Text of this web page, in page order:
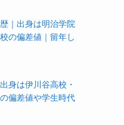
｜出身は明治学院
の偏差値｜留年し
身は伊川谷高校・
偏差値や学生時代